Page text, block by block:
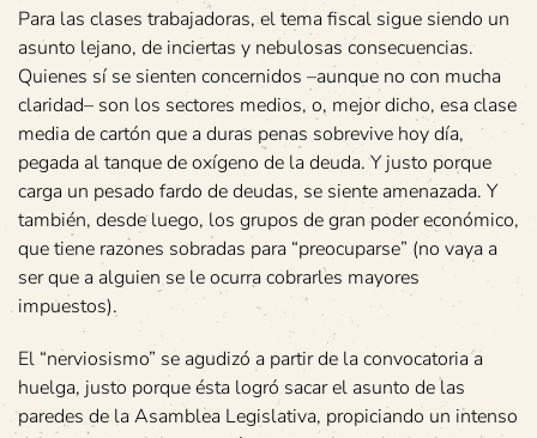
Para las clases trabajadoras, el tema fiscal sigue siendo un
asunto lejano, de inciertas y nebulosas consecuencias.
Quienes sí se sienten concernidos –aunque no con mucha
claridad– son los sectores medios, o, mejor dicho, esa clase
media de cartón que a duras penas sobrevive hoy día,
pegada al tanque de oxígeno de la deuda. Y justo porque
carga un pesado fardo de deudas, se siente amenazada. Y
también, desde luego, los grupos de gran poder económico,
que tiene razones sobradas para “preocuparse” (no vaya a
ser que a alguien se le ocurra cobrarles mayores
impuestos).
El “nerviosismo” se agudizó a partir de la convocatoria a
huelga, justo porque ésta logró sacar el asunto de las
paredes de la Asamblea Legislativa, propiciando un intenso